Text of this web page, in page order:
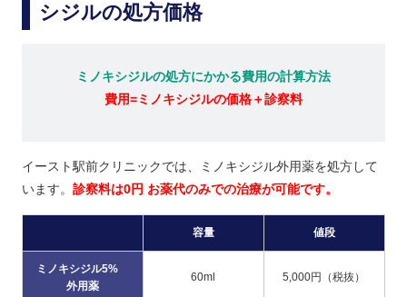
シジルの処方価格
ミノキシジルの処方にかかる費用の計算方法
費用=ミノキシジルの価格＋診察料
イースト駅前クリニックでは、ミノキシジル外用薬を処方して
います。 診察料は0円 お薬代のみでの治療が可能です。
容量 値段
ミノキシジル5%
外用薬
60ml 5,000円（税抜）